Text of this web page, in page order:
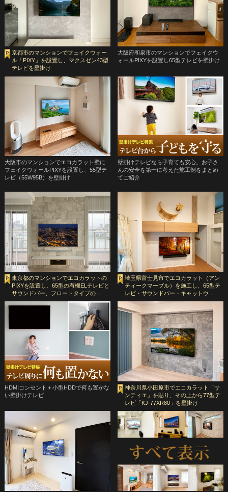
京都市のマンションでフェイクウォー
ル「PIXY」を設置し、マクスゼン43型
テレビを壁掛け
大阪府和泉市のマンションでフェイクウ
ォールPIXYを設置し65型テレビを壁掛け
大阪市のマンションでエコカラット壁に
フェイクウォールPIXYを設置し、55型テ
レビ（55W95B）を壁掛け
壁掛けテレビなら子育ても安心。お子さ
んの安全を第一に考えた施工例をまとめ
てご紹介
東京都のマンションでエコカラットの
PIXYを設置し、65型の有機ELテレビと
サウンドバー、フロートタイプの…
埼玉県富士見市でエコカラット（アン
ティークマーブル）を施工し、65型テ
レビ・サウンドバー・キャットウ…
HDMIコンセント＋小型HDDで何も置かな
い壁掛けテレビ
神奈川県小田原市でエコカラット「サ
ンティエ」を貼り、その上から77型テ
レビ「KJ-77XR80」を壁掛け